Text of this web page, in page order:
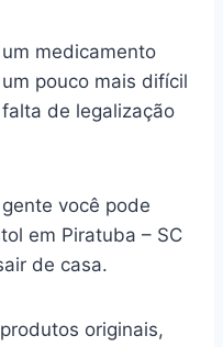
medicamento
pouco mais difícil
de legalização
você pode
em Piratuba – SC
de casa.
originais,